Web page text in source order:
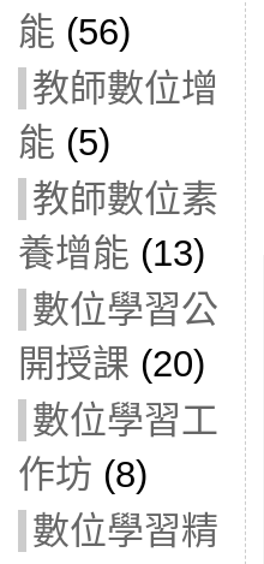
能 (56)
教師數位增
能 (5)
教師數位素
養增能 (13)
數位學習公
開授課 (20)
數位學習工
作坊 (8)
數位學習精